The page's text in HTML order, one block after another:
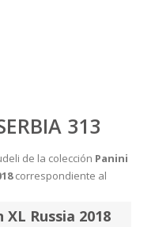
313
de la colección Panini
correspondiente al
Russia 2018